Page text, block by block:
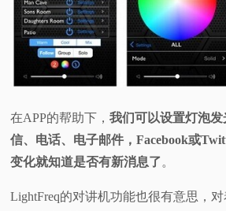
在APP的帮助下，我们可以设置灯泡
信、电话、电子邮件，Facebook或
变化就知道是否有新消息了。
LightFreq的对讲机功能也很有意思，